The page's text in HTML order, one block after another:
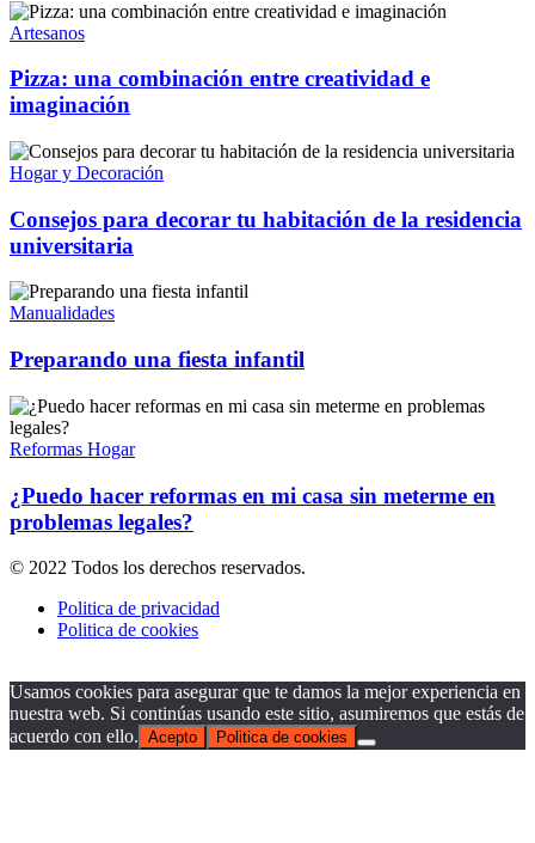
Artesanos
Pizza: una combinación entre creatividad e
imaginación
Hogar y Decoración
Consejos para decorar tu habitación de la residencia
universitaria
Manualidades
Preparando una fiesta infantil
Reformas Hogar
¿Puedo hacer reformas en mi casa sin meterme en
problemas legales?
© 2022 Todos los derechos reservados.
Politica de privacidad
Politica de cookies
Usamos cookies para asegurar que te damos la mejor experiencia en
nuestra web. Si continúas usando este sitio, asumiremos que estás de
acuerdo con ello. Acepto Politica de cookies